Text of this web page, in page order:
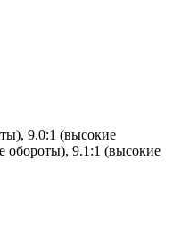
9.0:1 (высокие
обороты), 9.1:1 (высокие